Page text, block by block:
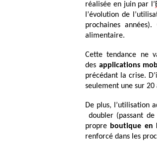
réalisée en juin par l’
l’évolution de
prochaines
alimentaire.
Cette tendance ne
des applications
précédant la crise.
seulement une sur 20
De plus, l’utilisation
doubler (passant
propre boutique en
renforcé dans les